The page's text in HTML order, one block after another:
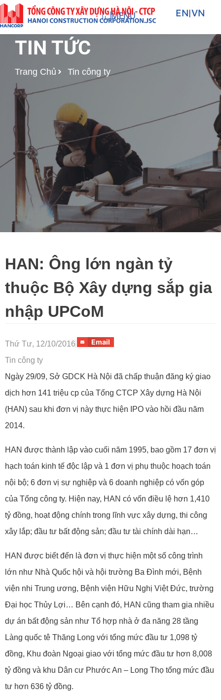
Nhảy
tới
nội
dung
MENU EN|VN
TIN TỨC
Trang Chủ Tin công ty
HAN: Ông lớn ngàn tỷ
thuộc Bộ Xây dựng sắp gia
nhập UPCoM
Thứ Tư, 12/10/2016
Tin công ty
Email
Ngày 29/09, Sở GDCK Hà Nội đã chấp thuận đăng ký giao
dịch hơn 141 triệu cp của Tổng CTCP Xây dựng Hà Nội
(HAN) sau khi đơn vị này thực hiện IPO vào hồi đầu năm
2014.
HAN được thành lập vào cuối năm 1995, bao gồm 17 đơn vị
hạch toán kinh tế độc lập và 1 đơn vị phụ thuộc hoạch toán
nội bộ; 6 đơn vị sự nghiệp và 6 doanh nghiệp có vốn góp
của Tổng công ty. Hiện nay, HAN có vốn điều lệ hơn 1,410
tỷ đồng, hoạt động chính trong lĩnh vực xây dựng, thi công
xây lắp; đầu tư bất động sản; đầu tư tài chính dài hạn…
HAN được biết đến là đơn vị thực hiện một số công trình
lớn như Nhà Quốc hội và hội trường Ba Đình mới, Bệnh
viện nhi Trung ương, Bệnh viện Hữu Nghị Việt Đức, trường
Đại học Thủy Lợi… Bên cạnh đó, HAN cũng tham gia nhiều
dự án bất động sản như Tổ hợp nhà ở đa năng 28 tầng
Làng quốc tê Thăng Long với tổng mức đầu tư 1,098 tỷ
đồng, Khu đoàn Ngoại giao với tổng mức đầu tư hơn 8,008
tỷ đồng và khu Dân cư Phước An – Long Thọ tổng mức đầu
tư hơn 636 tỷ đồng.